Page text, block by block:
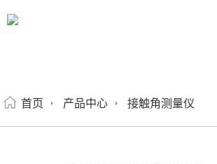
首页 产品中心 接触角测量仪